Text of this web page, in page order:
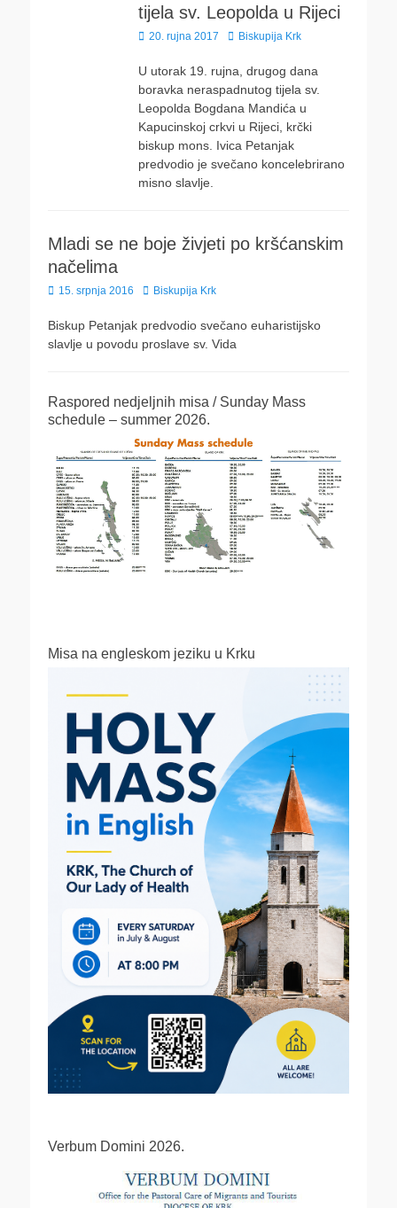
tijela sv. Leopolda u Rijeci
Posted
20. rujna 2017 Author
Biskupija Krk
U utorak 19. rujna, drugog dana
boravka neraspadnutog tijela sv.
Leopolda Bogdana Mandića u
Kapucinskoj crkvi u Rijeci, krčki
biskup mons. Ivica Petanjak
predvodio je svečano koncelebrirano
misno slavlje.
Mladi se ne boje živjeti po kršćanskim
načelima
Posted
15. srpnja 2016 Author
Biskupija Krk
Biskup Petanjak predvodio svečano euharistijsko
slavlje u povodu proslave sv. Vida
Raspored nedjeljnih misa / Sunday Mass
schedule – summer 2026.
Misa na engleskom jeziku u Krku
Verbum Domini 2026.